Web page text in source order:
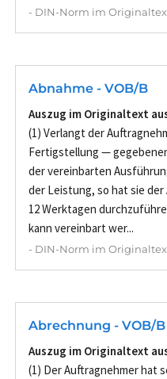
- DIN-Norm im
Abnahme - VOB/B
Auszug im Originaltext
(1) Verlangt der
Fertigstellung —
der vereinbarten
der Leistung, so hat sie
12 Werktagen
kann vereinbart wer...
- DIN-Norm im
Abrechnung - VOB/B
Auszug im Originaltext
(1) Der Auftragnehmer hat